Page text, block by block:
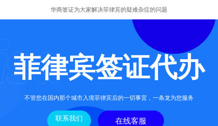
华商签证为大家解决菲律宾的疑难杂症的问题
菲律宾签证代办
不管您在国内那个城市入境菲律宾后的一切事宜，一条龙为您服务
联系我们 在线客服